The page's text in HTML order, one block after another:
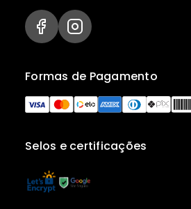
Selos e certificações
Formas de Pagamento